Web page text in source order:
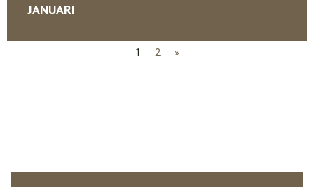
JANUARI
1 2 »